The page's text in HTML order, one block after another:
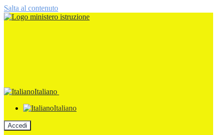
Salta al contenuto
Italiano
Italiano
Accedi